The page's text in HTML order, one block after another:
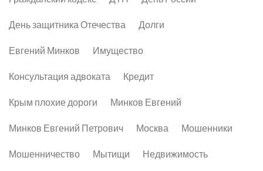
День защитника Отечества Долги
Евгений Минков Имущество
Консультация адвоката Кредит
Крым плохие дороги Минков Евгений
Минков Евгений Петрович Москва Мошенники
Мошенничество Мытищи Недвижимость